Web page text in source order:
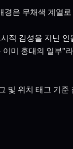
은 무채색 계열
적 감성을 지닌
미 홍대의 일부"
및 위치 태그 기준